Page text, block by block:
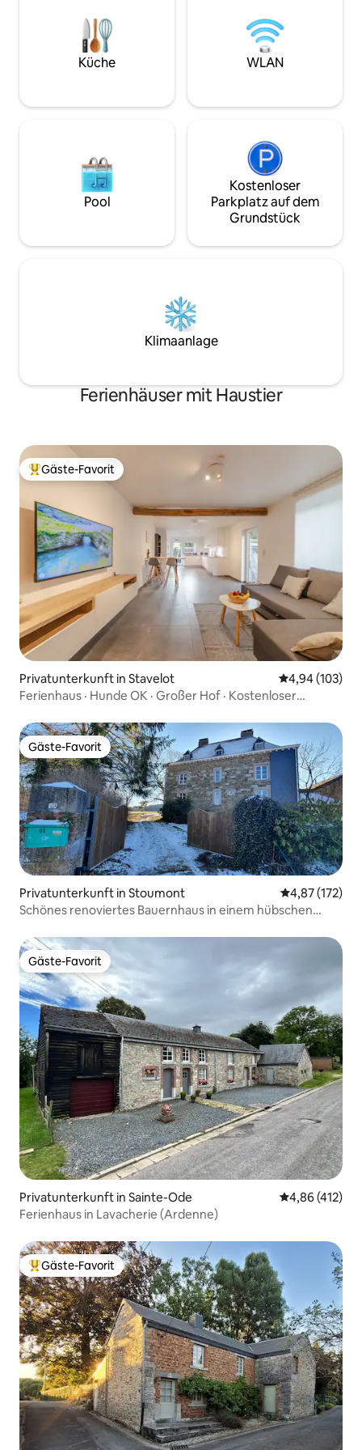
gemütlichen Wohnzimmer mit Kamin,
einem ruhigen Büro, 4 dekorierten
Schlafzimmern, 2 Badezimmern und
einem Stockwerk zum Unterhalten: Bar,
Küche WLAN
Pool
Kostenloser
Parkplatz auf dem
Grundstück
Klimaanlage
Ferienhäuser mit Haustier
Beliebter Gäste-Favorit.
Gäste-Favorit
Privatunterkunft in Stavelot
4,94 (103)
Ferienhaus · Hunde OK · Großer Hof · Kostenloser
Gäste-Favorit
Gäste-Favorit
Privatunterkunft in Stoumont
4,87 (172)
Schönes renoviertes Bauernhaus in einem hübschen
Gäste-Favorit
Gäste-Favorit
Privatunterkunft in Sainte-Ode
4,86 (412)
Ferienhaus in Lavacherie (Ardenne)
Beliebter Gäste-Favorit.
Gäste-Favorit